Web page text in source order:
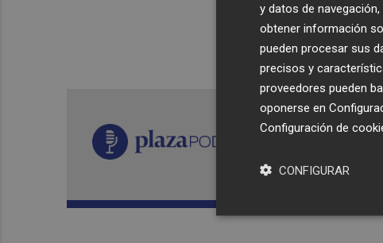
y datos de
obtener información
pueden procesar sus
precisos y
proveedores pueden
oponerse en
Configuración de
CONFIGURAR